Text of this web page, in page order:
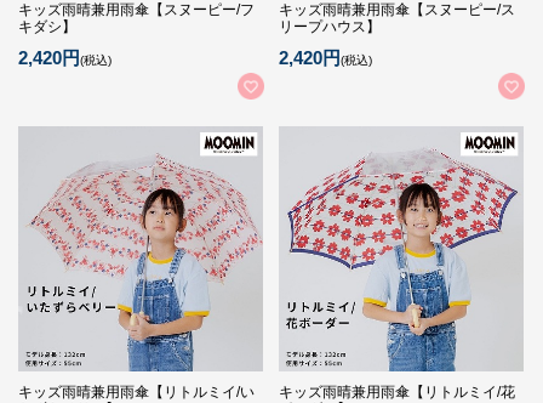
キッズ雨晴兼用雨傘【スヌーピー/フ
キダシ】
2,420円(税込)
キッズ雨晴兼用雨傘【スヌーピー/ス
リープハウス】
2,420円(税込)
キッズ雨晴兼用雨傘【リトルミイ/い
キッズ雨晴兼用雨傘【リトルミイ/花